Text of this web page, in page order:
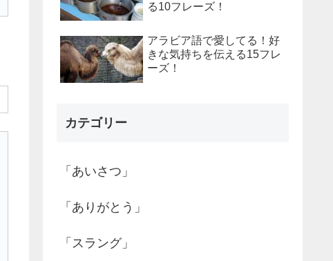
る10フレーズ！
アラビア語で愛してる！好
きな気持ちを伝える15フレ
ーズ！
カテゴリー
「あいさつ」
「ありがとう」
「スラング」